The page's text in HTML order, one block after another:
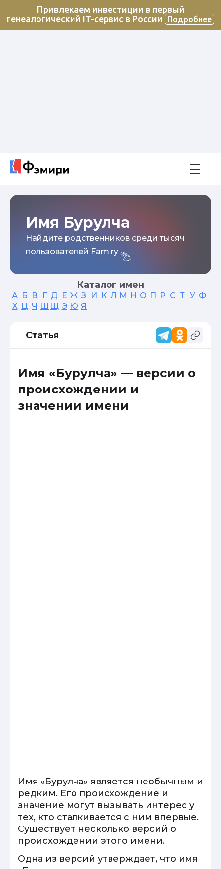
Привлекаем инвестиции в первый
генеалогический IT-сервис в России
Подробнее
Имя Бурулча
Найдите родственников среди тысяч
пользователей Famiry
Каталог имен
А Б В Г Д Е Ж З И К Л М Н О П Р С Т У Ф
Х Ц Ч Ш Щ Э Ю Я
Статья
Имя «Бурулча» — версии о
происхождении и
значении имени
Имя «Бурулча» является необычным и
редким. Его происхождение и
значение могут вызывать интерес у
тех, кто сталкивается с ним впервые.
Существует несколько версий о
происхождении этого имени.
Одна из версий утверждает, что имя